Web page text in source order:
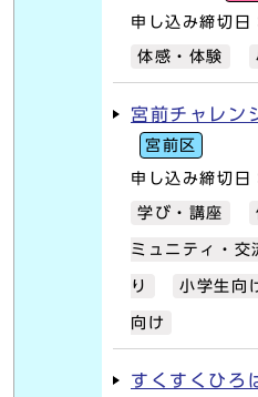
申し込み締切
体感・体験
宮前チャレン
宮前区
申し込み締切
学び・講座
ミュニティ・交
り 小学生向
向け
すくすくひろ